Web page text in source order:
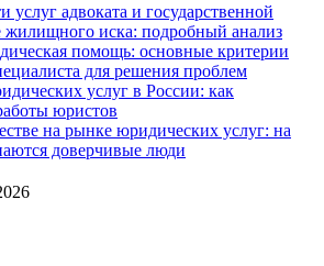
услуг адвоката и государственной
иска: подробный анализ
помощь: основные критерии
для решения проблем
услуг в России: как
юристов
на рынке юридических услуг: на
доверчивые люди